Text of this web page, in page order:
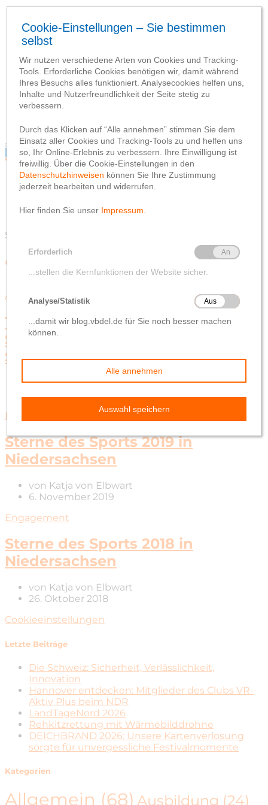
Blog
Webseite
Datenschutzhinweis
Impressum
Blog
Webseite
Impressum
Schlagwort-Suchbegriff
‘Sterne des Sports’
Allgemein Hatten
TSG Hatten-Sandkrug gewinnt
Silber bei den „Sternen des
Sports“
vonKatja von Elbwart
Engagement
Sterne des Sports 2019 in
Niedersachsen
von Katja von Elbwart
6. November 2019
Engagement
Sterne des Sports 2018 in
Niedersachsen
von Katja von Elbwart
26. Oktober 2018
Cookieeinstellungen
Letzte Beiträge
Die Schweiz: Sicherheit, Verlässlichkeit,
Innovation
Hannover entdecken: Mitglieder des Clubs VR-
Aktiv Plus beim NDR
LandTageNord 2026
Rehkitzrettung mit Wärmebilddrohne
DEICHBRAND 2026: Unsere Kartenverlosung
sorgte für unvergessliche Festivalmomente
Kategorien
Allgemein (68) Ausbildung (24)